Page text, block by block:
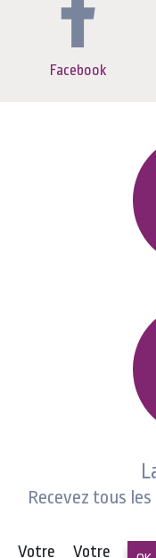
Facebook
Recevez tous
Votre
Votre